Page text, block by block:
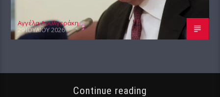
Αγγέλα Δουλγεράκη
29 ΙΟΥΛΊΟΥ 2026
Continue reading